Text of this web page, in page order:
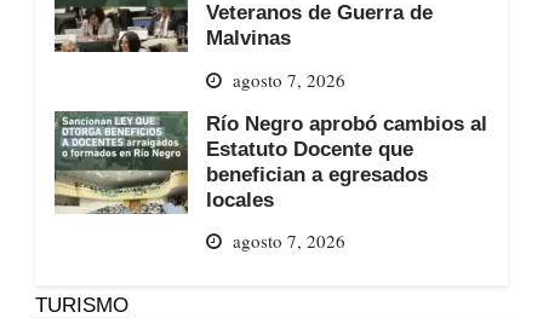
Veteranos de Guerra de
Malvinas
agosto 7, 2026
Río Negro aprobó cambios al
Estatuto Docente que
benefician a egresados
locales
agosto 7, 2026
TURISMO